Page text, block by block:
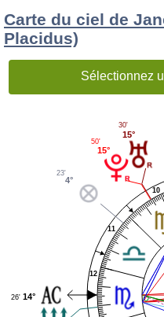
Carte du ciel de
Placidus)
Sélectionnez
10
11
12
15°
30'
15°
50'
4°
23'
14°
26'